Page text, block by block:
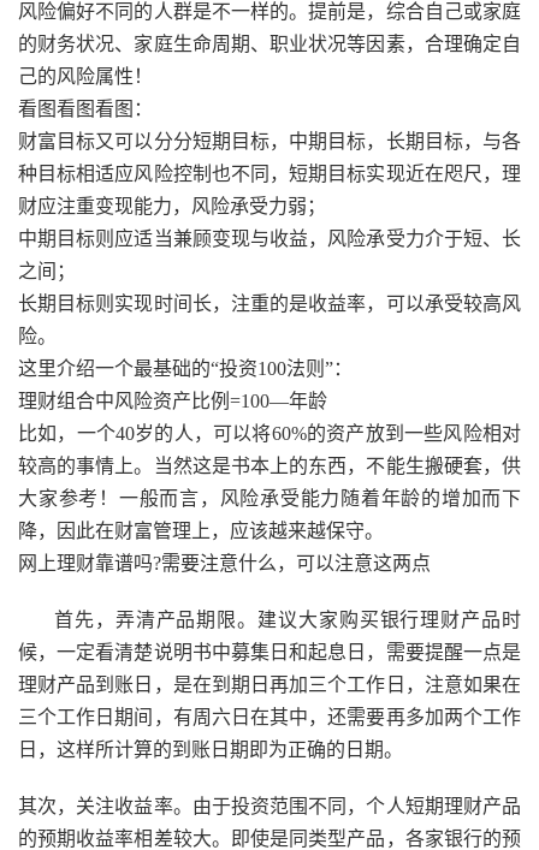
风险偏好不同的人群是不一样的。提前是，综合自己或家庭
的财务状况、家庭生命周期、职业状况等因素，合理确定自
己的风险属性！
看图看图看图：
财富目标又可以分分短期目标，中期目标，长期目标，与各
种目标相适应风险控制也不同，短期目标实现近在咫尺，理
财应注重变现能力，风险承受力弱；
中期目标则应适当兼顾变现与收益，风险承受力介于短、长
之间；
长期目标则实现时间长，注重的是收益率，可以承受较高风
险。
这里介绍一个最基础的“投资100法则”：
理财组合中风险资产比例=100—年龄
比如，一个40岁的人，可以将60%的资产放到一些风险相对
较高的事情上。当然这是书本上的东西，不能生搬硬套，供
大家参考！一般而言，风险承受能力随着年龄的增加而下
降，因此在财富管理上，应该越来越保守。
网上理财靠谱吗?需要注意什么，可以注意这两点
首先，弄清产品期限。建议大家购买银行理财产品时
候，一定看清楚说明书中募集日和起息日，需要提醒一点是
理财产品到账日，是在到期日再加三个工作日，注意如果在
三个工作日期间，有周六日在其中，还需要再多加两个工作
日，这样所计算的到账日期即为正确的日期。
其次，关注收益率。由于投资范围不同，个人短期理财产品
的预期收益率相差较大。即使是同类型产品，各家银行的预